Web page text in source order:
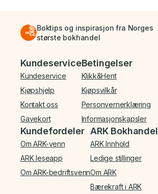
Boktips og inspirasjon fra Norges
største bokhandel
Bunnmeny
Kundeservice
Kundeservice
Kjøpshjelp
Kontakt oss
Gavekort
Betingelser
Klikk&Hent
Kjøpsvilkår
Personvernerklæring
Informasjonskapsler
Kundefordeler
Om ARK-venn
ARK leseapp
Om ARK-bedriftsvenn
ARK Bokhandel
ARK Innhold
Ledige stillinger
Om ARK
Bærekraft i ARK